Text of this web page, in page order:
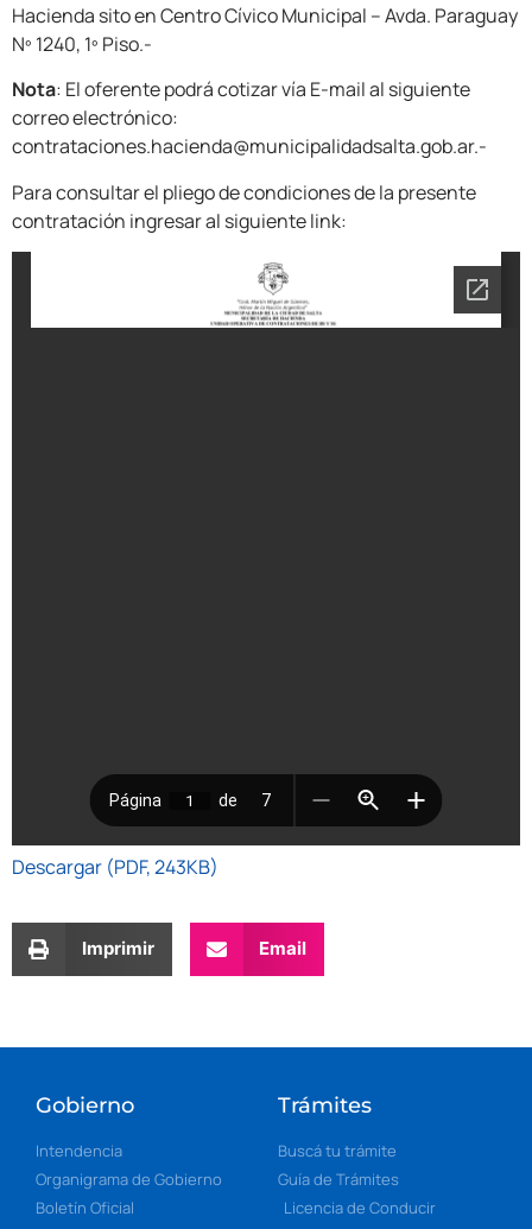
Hacienda sito en Centro Cívico Municipal – Avda. Paraguay
Nº 1240, 1º Piso.-
Nota: El oferente podrá cotizar vía E-mail al siguiente
correo electrónico:
contrataciones.hacienda@municipalidadsalta.gob.ar.-
Para consultar el pliego de condiciones de la presente
contratación ingresar al siguiente link:
Descargar (PDF, 243KB)
Imprimir Email
Gobierno
Intendencia
Organigrama de Gobierno
Boletín Oficial
Trámites
Buscá tu trámite
Guía de Trámites
Licencia de Conducir